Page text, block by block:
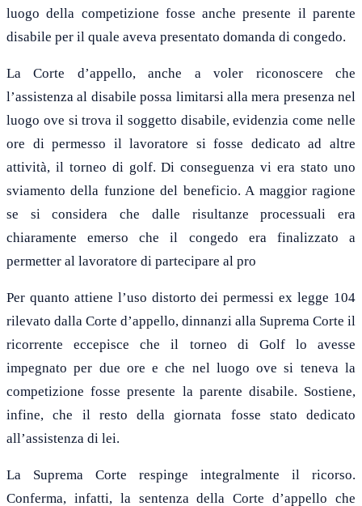
luogo della competizione fosse anche presente il parente
disabile per il quale aveva presentato domanda di congedo.
La Corte d’appello, anche a voler riconoscere che
l’assistenza al disabile possa limitarsi alla mera presenza nel
luogo ove si trova il soggetto disabile, evidenzia come nelle
ore di permesso il lavoratore si fosse dedicato ad altre
attività, il torneo di golf. Di conseguenza vi era stato uno
sviamento della funzione del beneficio. A maggior ragione
se si considera che dalle risultanze processuali era
chiaramente emerso che il congedo era finalizzato a
permetter al lavoratore di partecipare al pro
Per quanto attiene l’uso distorto dei permessi ex legge 104
rilevato dalla Corte d’appello, dinnanzi alla Suprema Corte il
ricorrente eccepisce che il torneo di Golf lo avesse
impegnato per due ore e che nel luogo ove si teneva la
competizione fosse presente la parente disabile. Sostiene,
infine, che il resto della giornata fosse stato dedicato
all’assistenza di lei.
La Suprema Corte respinge integralmente il ricorso.
Conferma, infatti, la sentenza della Corte d’appello che